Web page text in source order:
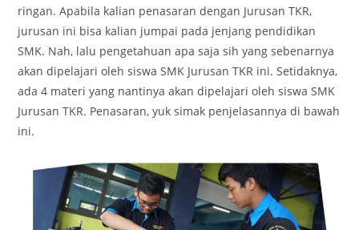
ringan. Apabila kalian penasaran dengan Jurusan TKR,
jurusan ini bisa kalian jumpai pada jenjang pendidikan
SMK. Nah, lalu pengetahuan apa saja sih yang sebenarnya
akan dipelajari oleh siswa SMK Jurusan TKR ini. Setidaknya,
ada 4 materi yang nantinya akan dipelajari oleh siswa SMK
Jurusan TKR. Penasaran, yuk simak penjelasannya di bawah
ini.